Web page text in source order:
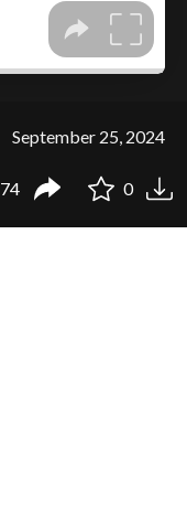
September 25, 2024
74 0